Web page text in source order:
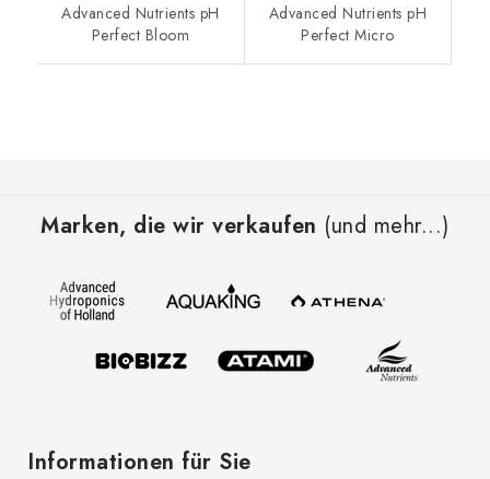
Advanced Nutrients pH
Perfect Bloom
Advanced Nutrients pH
Perfect Micro
Marken, die wir verkaufen (und mehr...)
Informationen für Sie